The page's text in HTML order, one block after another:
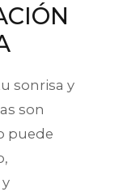
sonrisa y
son
puede